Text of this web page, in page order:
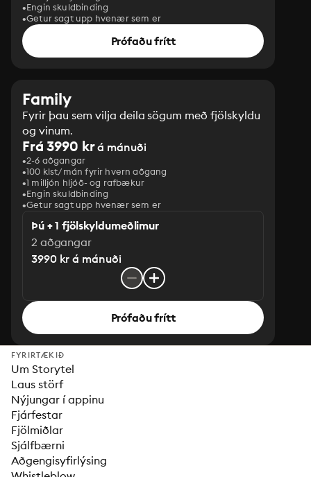
Engin skuldbinding
Getur sagt upp hvenær sem er
Prófaðu frítt
Family
Fyrir þau sem vilja deila sögum með fjölskyldu
og vinum.
Frá 3990 krá mánuði
2-6 aðgangar
100 klst/mán fyrir hvern aðgang
1 milljón hljóð- og rafbækur
‎Engin skuldbinding
Getur sagt upp hvenær sem er
Þú + 1 fjölskyldumeðlimur
2 aðgangar
3990 kr á mánuði
Prófaðu frítt
FYRIRTÆKIÐ
Um Storytel
Laus störf
Nýjungar í appinu
Fjárfestar
Fjölmiðlar
Sjálfbærni
Aðgengisyfirlýsing